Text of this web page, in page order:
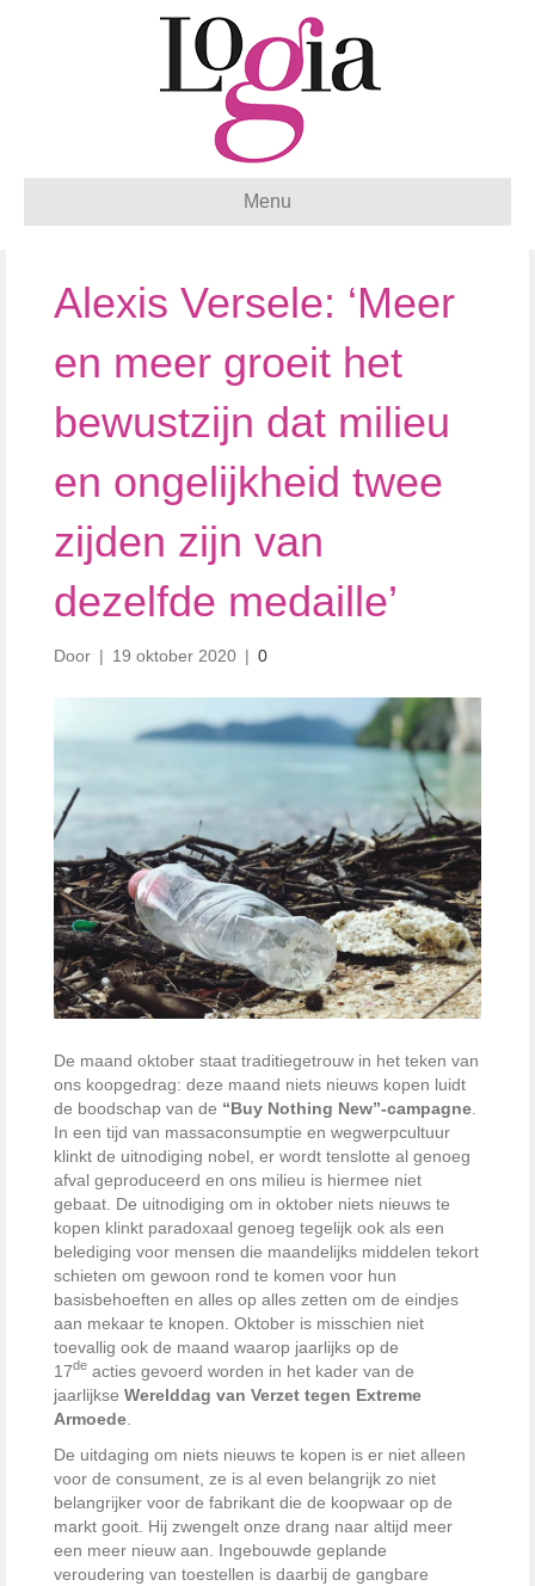
Menu
Alexis Versele: ‘Meer
en meer groeit het
bewustzijn dat milieu
en ongelijkheid twee
zijden zijn van
dezelfde medaille’
Door | 19 oktober 2020 | 0
De maand oktober staat traditiegetrouw in het teken van
ons koopgedrag: deze maand niets nieuws kopen luidt
de boodschap van de “Buy Nothing New”-campagne
In een tijd van massaconsumptie en wegwerpcultuur
klinkt de uitnodiging nobel, er wordt tenslotte al genoeg
afval geproduceerd en ons milieu is hiermee niet
gebaat. De uitnodiging om in oktober niets nieuws te
kopen klinkt paradoxaal genoeg tegelijk ook als een
belediging voor mensen die maandelijks middelen tekort
schieten om gewoon rond te komen voor hun
basisbehoeften en alles op alles zetten om de eindjes
aan mekaar te knopen. Oktober is misschien niet
toevallig ook de maand waarop jaarlijks op de
17de acties gevoerd worden in het kader van de
jaarlijkse Werelddag van Verzet tegen Extreme
Armoede
De uitdaging om niets nieuws te kopen is er niet alleen
voor de consument, ze is al even belangrijk zo niet
belangrijker voor de fabrikant die de koopwaar op de
markt gooit. Hij zwengelt onze drang naar altijd meer
een meer nieuw aan. Ingebouwde geplande
veroudering van toestellen is daarbij de gangbare